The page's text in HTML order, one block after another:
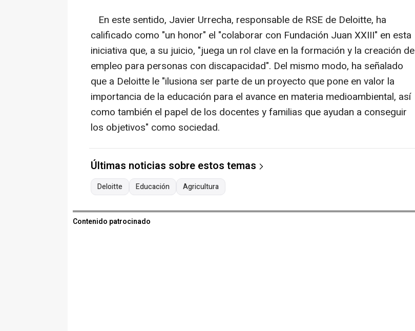
En este sentido, Javier Urrecha, responsable de RSE de Deloitte, ha
calificado como "un honor" el "colaborar con Fundación Juan XXIII" en esta
iniciativa que, a su juicio, "juega un rol clave en la formación y la creación de
empleo para personas con discapacidad". Del mismo modo, ha señalado
que a Deloitte le "ilusiona ser parte de un proyecto que pone en valor la
importancia de la educación para el avance en materia medioambiental, así
como también el papel de los docentes y familias que ayudan a conseguir
los objetivos" como sociedad.
Últimas noticias sobre estos temas
Deloitte Educación Agricultura
Contenido patrocinado